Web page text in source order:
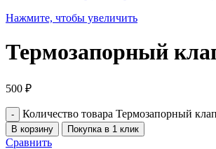
Нажмите, чтобы увеличить
Термозапорный
500 ₽
Количество товара Термозапорный
В корзину Покупка в 1 клик
Сравнить